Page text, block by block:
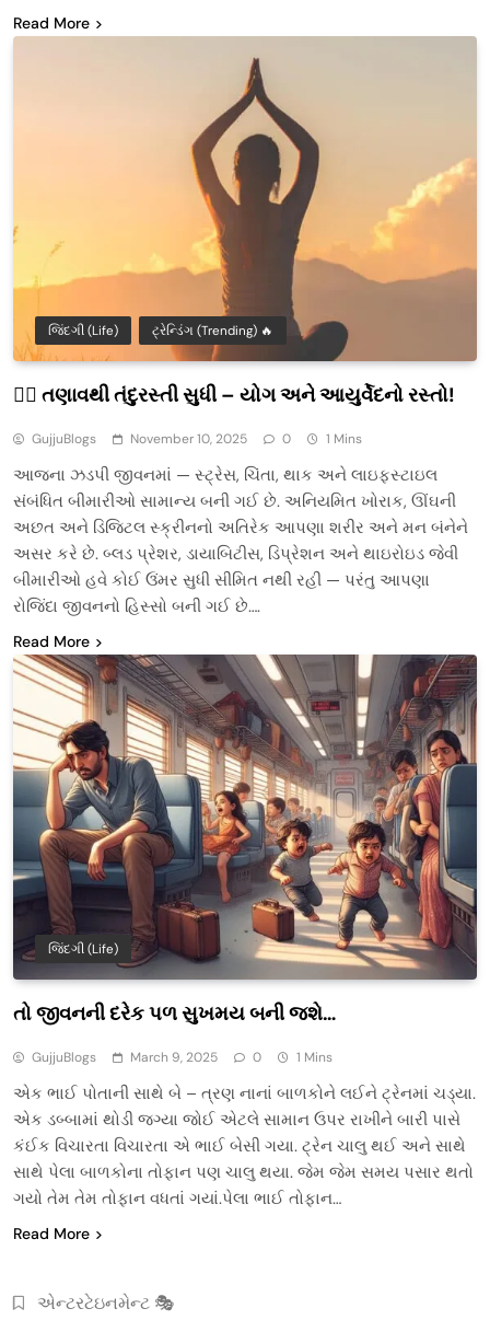
Read More
જિંદગી (Life) ટ્રેન્ડિંગ (Trending) 🔥
🧘‍♂️ તણાવથી તંદુરસ્તી સુધી – યોગ અને આયુર્વેદનો રસ્તો!
GujjuBlogs November 10, 2025 0 1 Mins
આજના ઝડપી જીવનમાં — સ્ટ્રેસ, ચિંતા, થાક અને લાઇફસ્ટાઇલ
સંબંધિત બીમારીઓ સામાન્ય બની ગઈ છે. અનિયમિત ખોરાક, ઊંઘની
અછત અને ડિજિટલ સ્ક્રીનનો અતિરેક આપણા શરીર અને મન બંનેને
અસર કરે છે. બ્લડ પ્રેશર, ડાયાબિટીસ, ડિપ્રેશન અને થાઇરોઇડ જેવી
બીમારીઓ હવે કોઈ ઉંમર સુધી સીમિત નથી રહી — પરંતુ આપણા
રોજિંદા જીવનનો હિસ્સો બની ગઈ છે….
Read More
જિંદગી (Life)
તો જીવનની દરેક પળ સુખમય બની જશે…
GujjuBlogs March 9, 2025 0 1 Mins
એક ભાઈ પોતાની સાથે બે – ત્રણ નાનાં બાળકોને લઈને ટ્રેનમાં ચડ્યા.
એક ડબ્બામાં થોડી જગ્યા જોઈ એટલે સામાન ઉપર રાખીને બારી પાસે
કંઈક વિચારતા વિચારતા એ ભાઈ બેસી ગયા. ટ્રેન ચાલુ થઈ અને સાથે
સાથે પેલા બાળકોના તોફાન પણ ચાલુ થયા. જેમ જેમ સમય પસાર થતો
ગયો તેમ તેમ તોફાન વધતાં ગયાં.પેલા ભાઈ તોફાન…
Read More
એન્ટરટેઇનમેન્ટ 🎭